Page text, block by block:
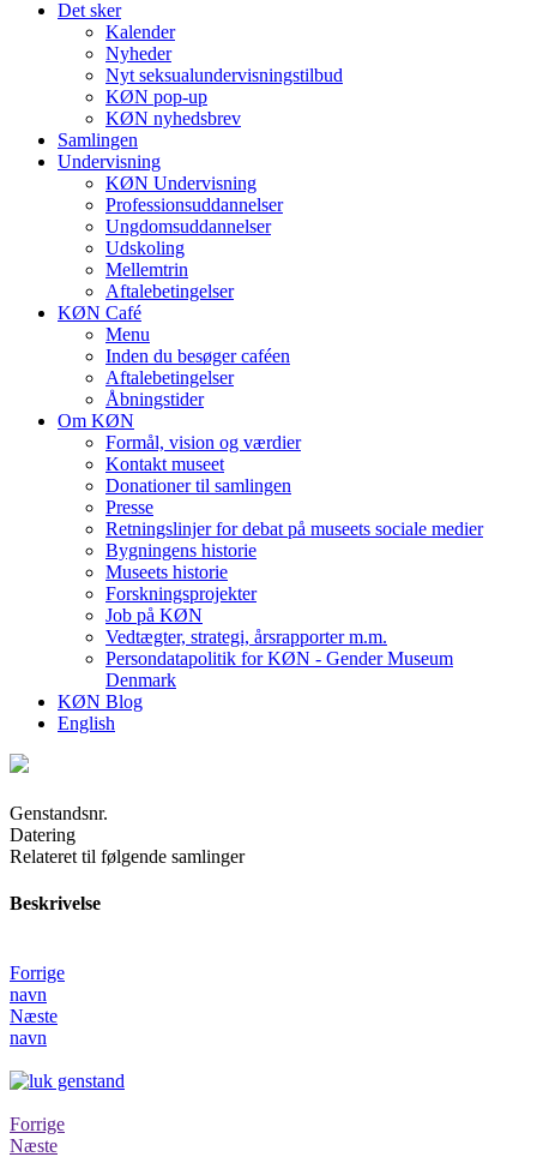
Det sker
Kalender
Nyheder
Nyt seksualundervisningstilbud
KØN pop-up
KØN nyhedsbrev
Samlingen
Undervisning
KØN Undervisning
Professionsuddannelser
Ungdomsuddannelser
Udskoling
Mellemtrin
Aftalebetingelser
KØN Café
Menu
Inden du besøger caféen
Aftalebetingelser
Åbningstider
Om KØN
Formål, vision og værdier
Kontakt museet
Donationer til samlingen
Presse
Retningslinjer for debat på museets sociale medier
Bygningens historie
Museets historie
Forskningsprojekter
Job på KØN
Vedtægter, strategi, årsrapporter m.m.
Persondatapolitik for KØN - Gender Museum
Denmark
KØN Blog
English
Genstandsnr.
Datering
Relateret til følgende samlinger
Beskrivelse
Forrige
navn
Næste
navn
Forrige
Næste